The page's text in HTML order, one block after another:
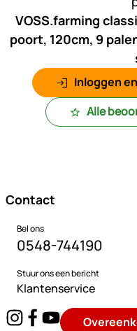
VOSS.farming
poort, 120cm, 9
Inloggen
Alle
Contact
Bel ons
0548-744190
Stuur ons een bericht
Klantenservice